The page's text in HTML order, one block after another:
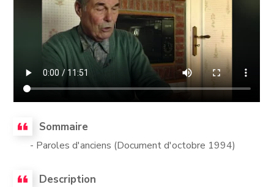
Sommaire
- Paroles d'anciens (Document d'octobre 1994)
Description